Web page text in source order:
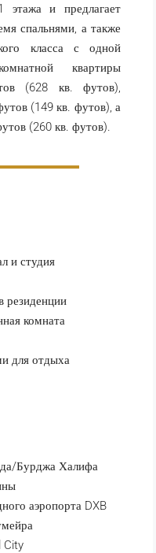
и предлагает
спальнями, а также
класса с одной
квартиры
(628 кв. футов),
(149 кв. футов), а
(260 кв. футов).
и студия
резиденции
комната
для отдыха
Бурджа Халифа
аэропорта DXB
City